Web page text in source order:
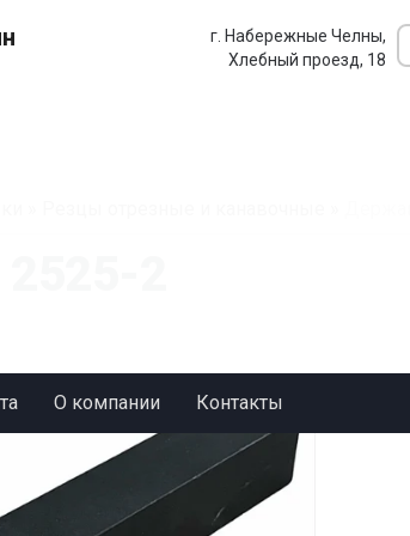
г. Набережные Челны,
Хлебный проезд, 18
О компании Контакты